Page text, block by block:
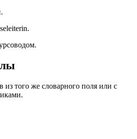
из того же словарного поля или с